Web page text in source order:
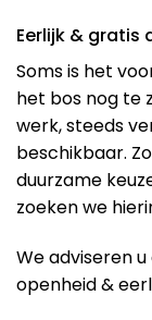
Eerlijk & gratis
Soms is het
het bos nog te
werk, steeds
beschikbaar.
duurzame
zoeken we
We adviseren
openheid &